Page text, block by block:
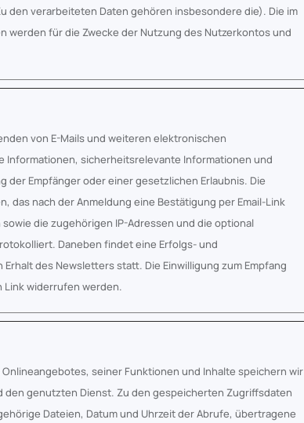
den verarbeiteten Daten gehören insbesondere die). Die im
werden für die Zwecke der Nutzung des Nutzerkontos und
von E-Mails und weiteren elektronischen
Informationen, sicherheitsrelevante Informationen und
der Empfänger oder einer gesetzlichen Erlaubnis. Die
das nach der Anmeldung eine Bestätigung per Email-Link
die zugehörigen IP-Adressen und die optional
Daneben findet eine Erfolgs- und
des Newsletters statt. Die Einwilligung zum Empfang
widerrufen werden.
seiner Funktionen und Inhalte speichern wir
den genutzten Dienst. Zu den gespeicherten Zugriffsdaten
Dateien, Datum und Uhrzeit der Abrufe, übertragene